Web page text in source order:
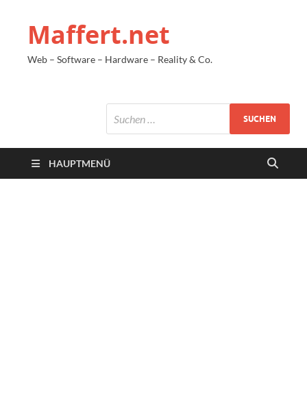
Maffert.net
Web – Software – Hardware – Reality & Co.
HAUPTMENÜ